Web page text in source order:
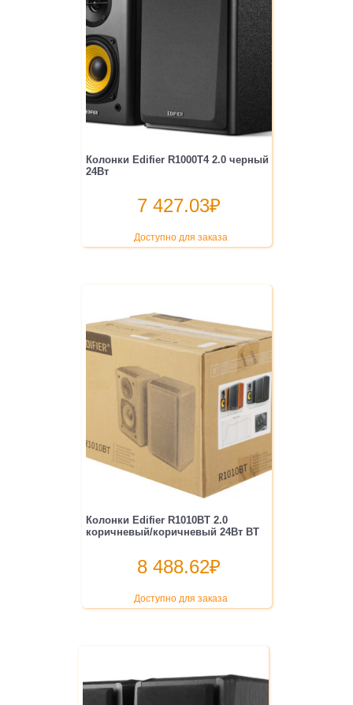
Колонки Edifier R1000T4 2.0 черный
24Вт
7 427.03₽
Доступно для заказа
Колонки Edifier R1010BT 2.0
коричневый/коричневый 24Вт BT
8 488.62₽
Доступно для заказа